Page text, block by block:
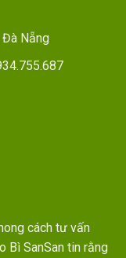
Nẵng
cách tư vấn
Bì SanSan tin rằng